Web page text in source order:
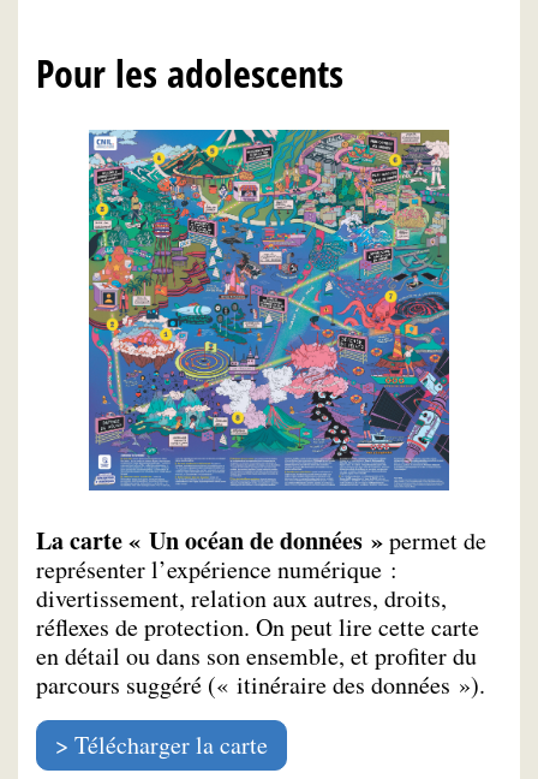
Pour les adolescents
La carte « Un océan de données »permet de
représenter l’expérience numérique :
divertissement, relation aux autres, droits,
réflexes de protection. On peut lire cette carte
en détail ou dans son ensemble, et profiter du
parcours suggéré (« itinéraire des données »).
Télécharger la carte